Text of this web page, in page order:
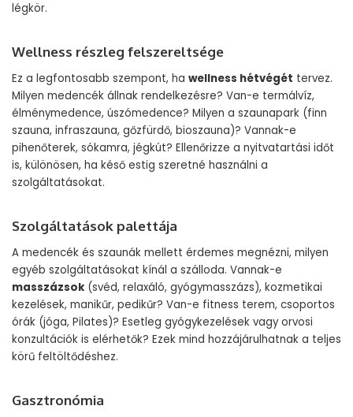
légkör.
Wellness részleg felszereltsége
Ez a legfontosabb szempont, ha wellness hétvégét tervez.
Milyen medencék állnak rendelkezésre? Van-e termálvíz,
élménymedence, úszómedence? Milyen a szaunapark (finn
szauna, infraszauna, gőzfürdő, bioszauna)? Vannak-e
pihenőterek, sókamra, jégkút? Ellenőrizze a nyitvatartási időt
is, különösen, ha késő estig szeretné használni a
szolgáltatásokat.
Szolgáltatások palettája
A medencék és szaunák mellett érdemes megnézni, milyen
egyéb szolgáltatásokat kínál a szálloda. Vannak-e
masszázsok (svéd, relaxáló, gyógymasszázs), kozmetikai
kezelések, manikűr, pedikűr? Van-e fitness terem, csoportos
órák (jóga, Pilates)? Esetleg gyógykezelések vagy orvosi
konzultációk is elérhetők? Ezek mind hozzájárulhatnak a teljes
körű feltöltődéshez.
Gasztronómia